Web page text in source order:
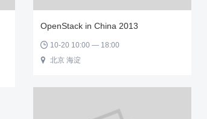
OpenStack in China 2013
 10-20 10:00 — 18:00
 北京 海淀